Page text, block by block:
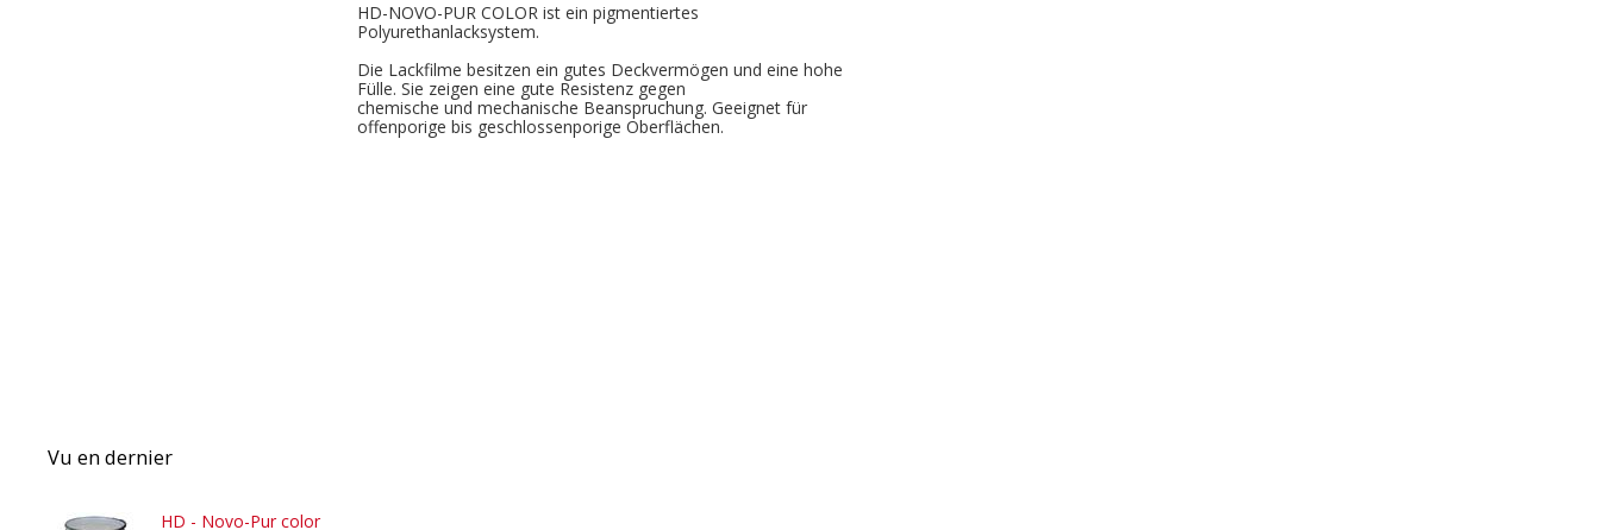
HD-NOVO-PUR COLOR ist ein pigmentiertes
Polyurethanlacksystem.
Die Lackfilme besitzen ein gutes Deckvermögen und eine hohe
Fülle. Sie zeigen eine gute Resistenz gegen
chemische und mechanische Beanspruchung. Geeignet für
offenporige bis geschlossenporige Oberflächen.
Vu en dernier
HD - Novo-Pur color